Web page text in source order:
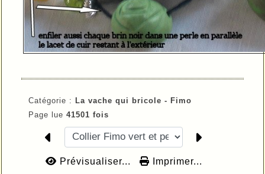
Catégorie : La vache qui bricole - Fimo
Page lue 41501 fois
Prévisualiser... Imprimer...